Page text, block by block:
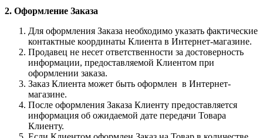
2. Оформление Заказа
Для оформления Заказа необходимо указать фактические
контактные координаты Клиента в Интернет-магазине.
Продавец не несет ответственности за достоверность
информации, предоставляемой Клиентом при
оформлении заказа.
Заказ Клиента может быть оформлен в Интернет-
магазине.
После оформления Заказа Клиенту предоставляется
информация об ожидаемой дате передачи Товара
Клиенту.